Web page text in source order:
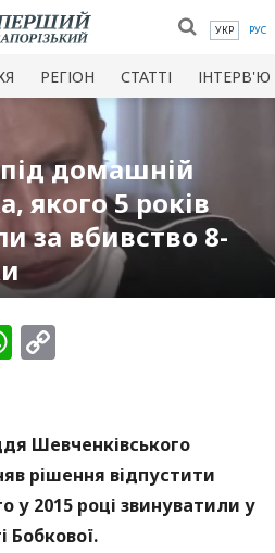
УКР РУС
РЕГІОН СТАТТІ ІНТЕРВ'Ю
домашній
якого 5 років
за вбивство 8-
WhatsApp
Шевченківського
рішення відпустити
у 2015 році звинуватили у
Бобкової.